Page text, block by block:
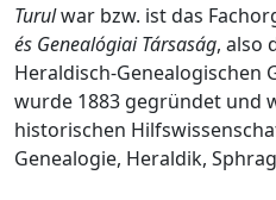
Turulwar bzw. ist das
és Genealógiai Társaság, also
Heraldisch-Genealogischen
wurde 1883 gegründet und
historischen
Genealogie, Heraldik,